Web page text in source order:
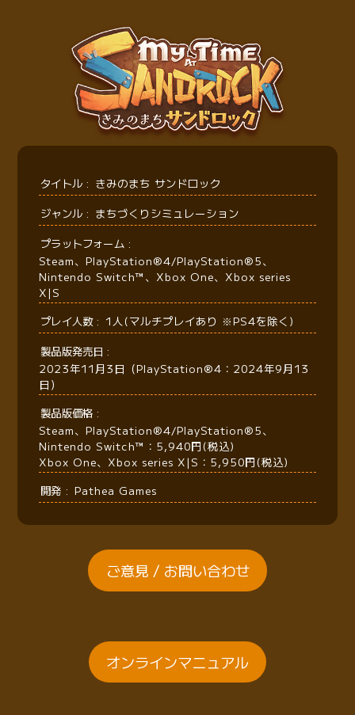
タイトル
きみのまち サンドロック
ジャンル
まちづくりシミュレーション
プラットフォーム
Steam、PlayStation®4/PlayStation®5、
Nintendo Switch™、Xbox One、Xbox series
X|S
プレイ人数
1人(マルチプレイあり ※PS4を除く)
製品版発売日
2023年11月3日（PlayStation®4：2024年9月13
日）
製品版価格
Steam、PlayStation®4/PlayStation®5、
Nintendo Switch™：5,940円(税込)
Xbox One、Xbox series X|S：5,950円(税込)
開発
Pathea Games
ご意見 / お問い合わせ
オンラインマニュアル